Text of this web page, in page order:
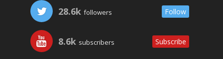
28.6k followers Follow
8.6k subscribers Subscribe